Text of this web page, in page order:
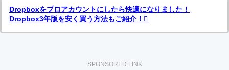
Dropboxをプロアカウントにしたら快適になりました！
Dropbox3年版を安く買う方法もご紹介！
SPONSORED LINK